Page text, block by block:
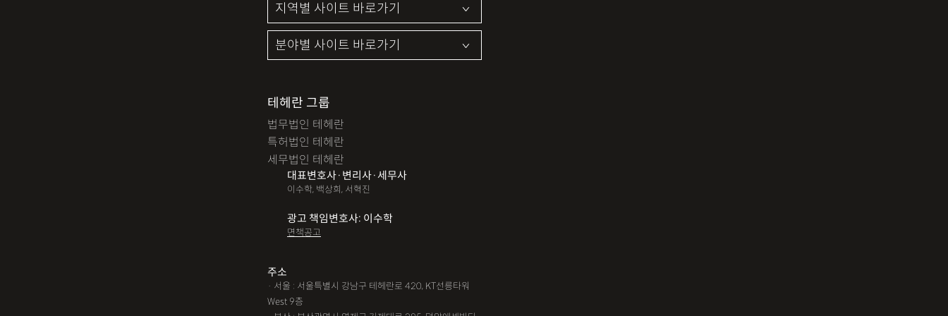
테헤란 그룹
법무법인 테헤란
특허법인 테헤란
세무법인 테헤란
대표변호사·변리사·세무사
이수학, 백상희, 서혁진
광고 책임변호사: 이수학
면책공고
주소
· 서울 : 서울특별시 강남구 테헤란로 420, KT선릉타워
West 9층